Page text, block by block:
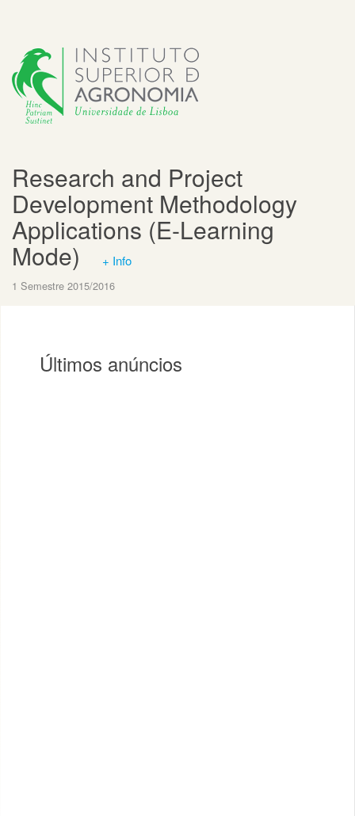
Research and Project
Development Methodology
Applications (E-Learning
Mode) + Info
1 Semestre 2015/2016
Últimos anúncios